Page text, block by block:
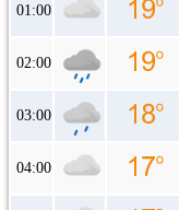
01:00
02:00
03:00
04:00